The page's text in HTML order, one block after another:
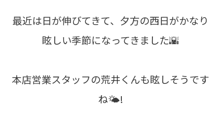
最近は日が伸びてきて、夕方の西日がかなり
眩しい季節になってきました🌇
本店営業スタッフの荒井くんも眩しそうです
ね🌤!